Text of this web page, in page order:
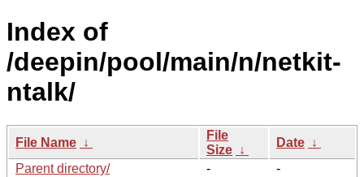
Index of
/deepin/pool/main/n/netkit-
ntalk/
File Name ↓
File
Size ↓
Date ↓
Parent directory/
-
-